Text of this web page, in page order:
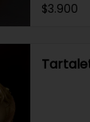
$3.900